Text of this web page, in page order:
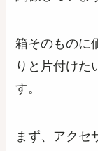
箱そのものに
りと片付けた
す。
まず、アクセ